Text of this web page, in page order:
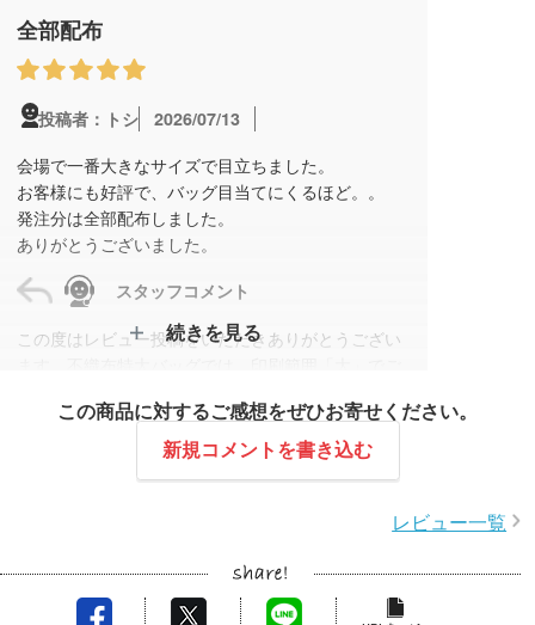
全部配布
投稿者：トシ
2026/07/13
会場で一番大きなサイズで目立ちました。
お客様にも好評で、バッグ目当てにくるほど。。
発注分は全部配布しました。
ありがとうございました。
スタッフコメント
この度はレビュー投稿をいただきありがとうござい
会場でも目立っていたとのご感想をいただき、大変
続きを見る
この商品に対するご感想をぜひお寄せください。
新規コメントを書き込む
レビュー一覧